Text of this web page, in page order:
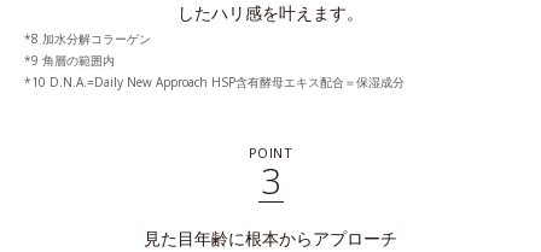
したハリ感を叶えます。
8 加水分解コラーゲン
9 角層の範囲内
10 D.N.A.=Daily New Approach HSP含有酵⺟エキス配合＝保湿成分
POINT
3
見た目年齢に根本からアプローチ